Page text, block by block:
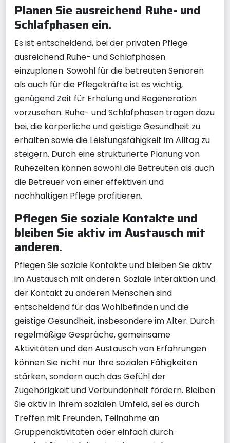
Planen Sie ausreichend Ruhe- und
Schlafphasen ein.
Es ist entscheidend, bei der privaten Pflege
ausreichend Ruhe- und Schlafphasen
einzuplanen. Sowohl für die betreuten Senioren
als auch für die Pflegekräfte ist es wichtig,
genügend Zeit für Erholung und Regeneration
vorzusehen. Ruhe- und Schlafphasen tragen dazu
bei, die körperliche und geistige Gesundheit zu
erhalten sowie die Leistungsfähigkeit im Alltag zu
steigern. Durch eine strukturierte Planung von
Ruhezeiten können sowohl die Betreuten als auch
die Betreuer von einer effektiven und
nachhaltigen Pflege profitieren.
Pflegen Sie soziale Kontakte und
bleiben Sie aktiv im Austausch mit
anderen.
Pflegen Sie soziale Kontakte und bleiben Sie aktiv
im Austausch mit anderen. Soziale Interaktion und
der Kontakt zu anderen Menschen sind
entscheidend für das Wohlbefinden und die
geistige Gesundheit, insbesondere im Alter. Durch
regelmäßige Gespräche, gemeinsame
Aktivitäten und den Austausch von Erfahrungen
können Sie nicht nur Ihre sozialen Fähigkeiten
stärken, sondern auch das Gefühl der
Zugehörigkeit und Verbundenheit fördern. Bleiben
Sie aktiv in Ihrem sozialen Umfeld, sei es durch
Treffen mit Freunden, Teilnahme an
Gruppenaktivitäten oder einfach durch